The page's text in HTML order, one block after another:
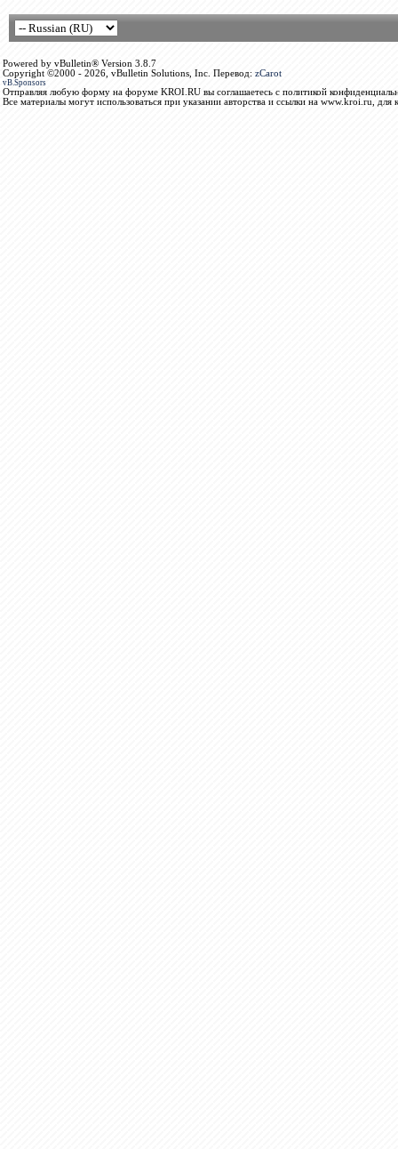
Powered by vBulletin® Version 3.8.7
Copyright ©2000 - 2026, vBulletin Solutions, Inc. Перевод: zCarot
vB.Sponsors
Отправляя любую форму на форуме KROI.RU вы соглашаетесь с политикой
Все материалы могут использоваться при указании авторства и ссылки на www.kroi.ru, для